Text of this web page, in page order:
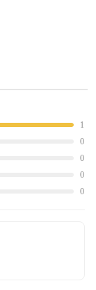
1
0
0
0
0